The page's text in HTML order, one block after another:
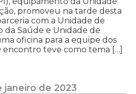
promoveu na tarde desta
com a Unidade de
da Saúde e Unidade de
oficina para a equipe dos
encontro teve como tema […]
janeiro de 2023